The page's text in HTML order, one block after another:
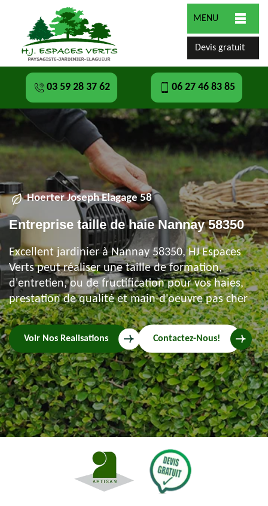
MENU
Devis gratuit
03 59 28 37 62 06 27 46 83 85
Hoerter Joseph Elagage 58
Entreprise taille de haie Nannay 58350
Excellent jardinier à Nannay 58350, HJ Espaces
Verts peut réaliser une taille de formation,
d'entretien, ou de fructification pour vos haies,
prestation de qualité et main-d'oeuvre pas cher
Voir Nos Realisations Contactez-Nous!